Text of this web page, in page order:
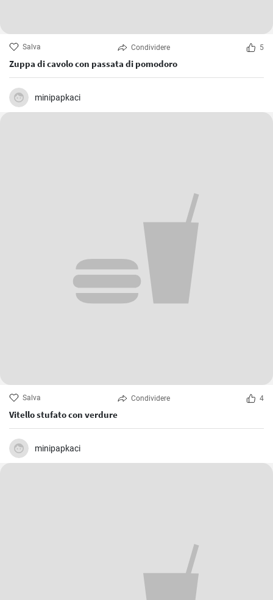
Salva Condividere 5
Zuppa di cavolo con passata di pomodoro
minipapkaci
Salva Condividere 4
Vitello stufato con verdure
minipapkaci